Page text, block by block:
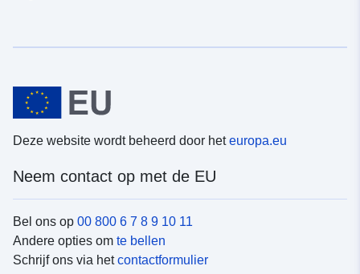
Deze website wordt beheerd door heteuropa.eu
Neem contact op met de EU
Bel ons op 00 800 6 7 8 9 10 11
Andere opties om te bellen
Schrijf ons via hetcontactformulier